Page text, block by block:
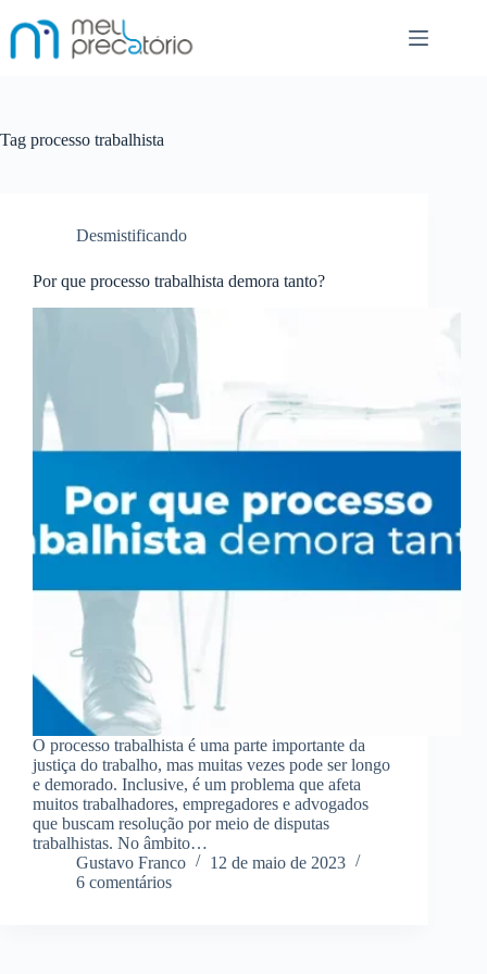
para
Tag processo trabalhista
Desmistificando
Por que processo trabalhista demora tanto?
O processo trabalhista é uma parte importante da
justiça do trabalho, mas muitas vezes pode ser longo
e demorado. Inclusive, é um problema que afeta
muitos trabalhadores, empregadores e advogados
que buscam resolução por meio de disputas
trabalhistas. No âmbito…
Gustavo Franco
12 de maio de 2023
6 comentários